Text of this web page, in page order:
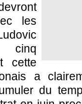
les
cinq
cette
a
du